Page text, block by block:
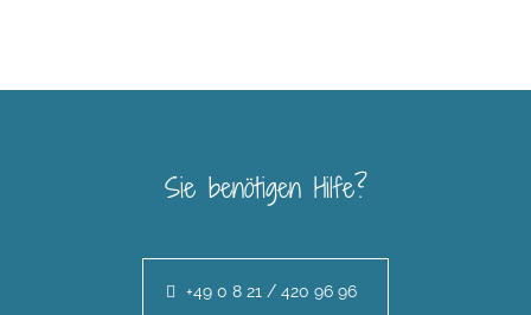
Sie benötigen Hilfe?
+49 0 8 21 / 420 96 96